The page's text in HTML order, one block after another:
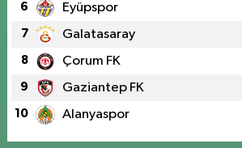
6 Eyüpspor
7 Galatasaray
8 Çorum FK
9 Gaziantep FK
10 Alanyaspor